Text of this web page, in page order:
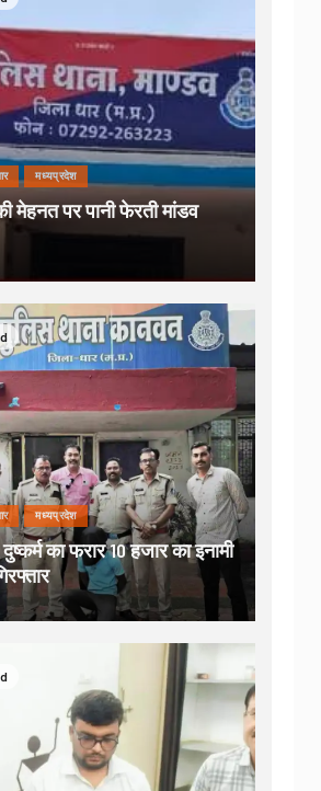
मध्यप्रदेश
मेहनत पर पानी फेरती मांडव
मध्यप्रदेश
का फरार 10 हजार का इनामी